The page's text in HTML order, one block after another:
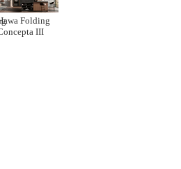
Folding
III